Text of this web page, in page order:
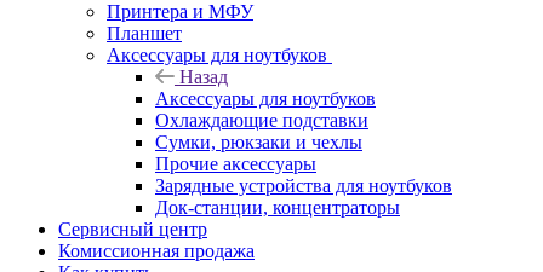
Принтера и МФУ
Планшет
Аксессуары для ноутбуков
Назад
Аксессуары для ноутбуков
Охлаждающие подставки
Сумки, рюкзаки и чехлы
Прочие аксессуары
Зарядные устройства для ноутбуков
Док-станции, концентраторы
Сервисный центр
Комиссионная продажа